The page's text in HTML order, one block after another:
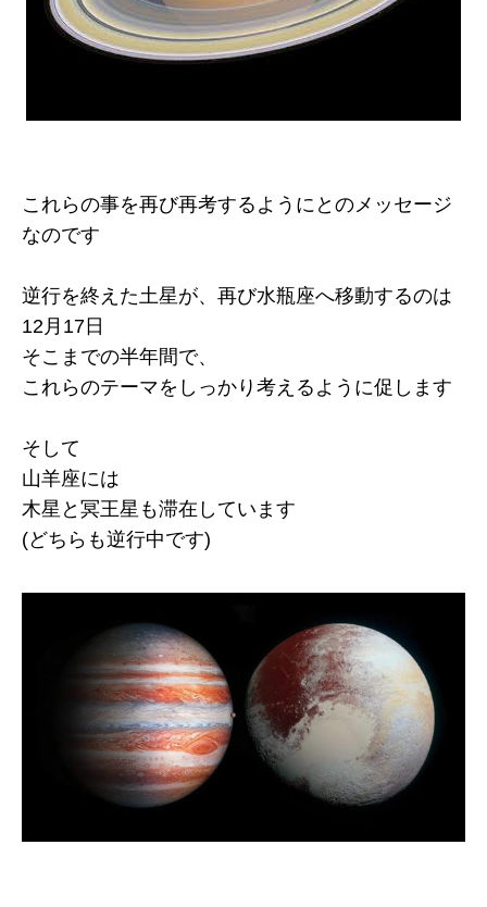
これらの事を再び再考するようにとのメッセージ
なのです
逆行を終えた土星が、再び水瓶座へ移動するのは
12月17日
そこまでの半年間で、
これらのテーマをしっかり考えるように促します
そして
山羊座には
木星と冥王星も滞在しています
(どちらも逆行中です)